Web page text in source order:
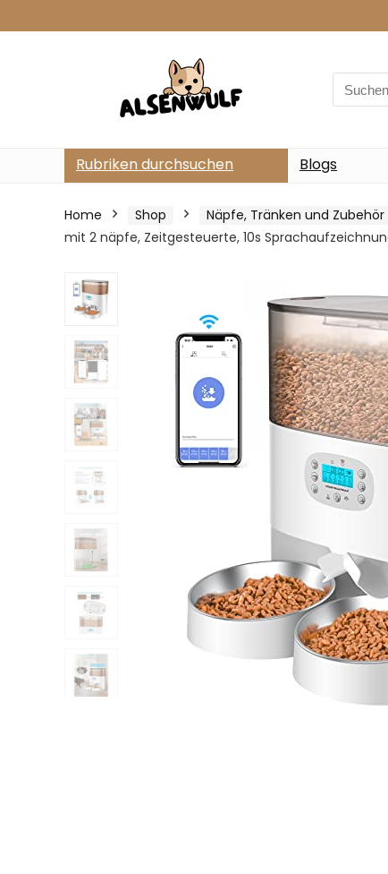
Search
for:
Rubriken durchsuchen Blogs
Home Shop Näpfe, Tränken und Zubehör
mit 2 näpfe, Zeitgesteuerte, 10s